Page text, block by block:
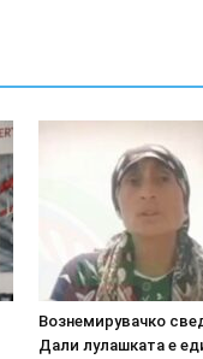
Вознемирувачко
Дали лулашката е